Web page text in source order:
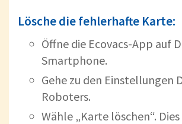
Lösche die fehlerhafte Karte:
Öffne die Ecovacs-App auf
Smartphone.
Gehe zu den Einstellungen
Roboters.
Wähle „Karte löschen“.